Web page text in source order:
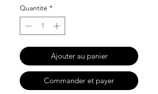
Quantité *
Ajouter au panier
Commander et payer